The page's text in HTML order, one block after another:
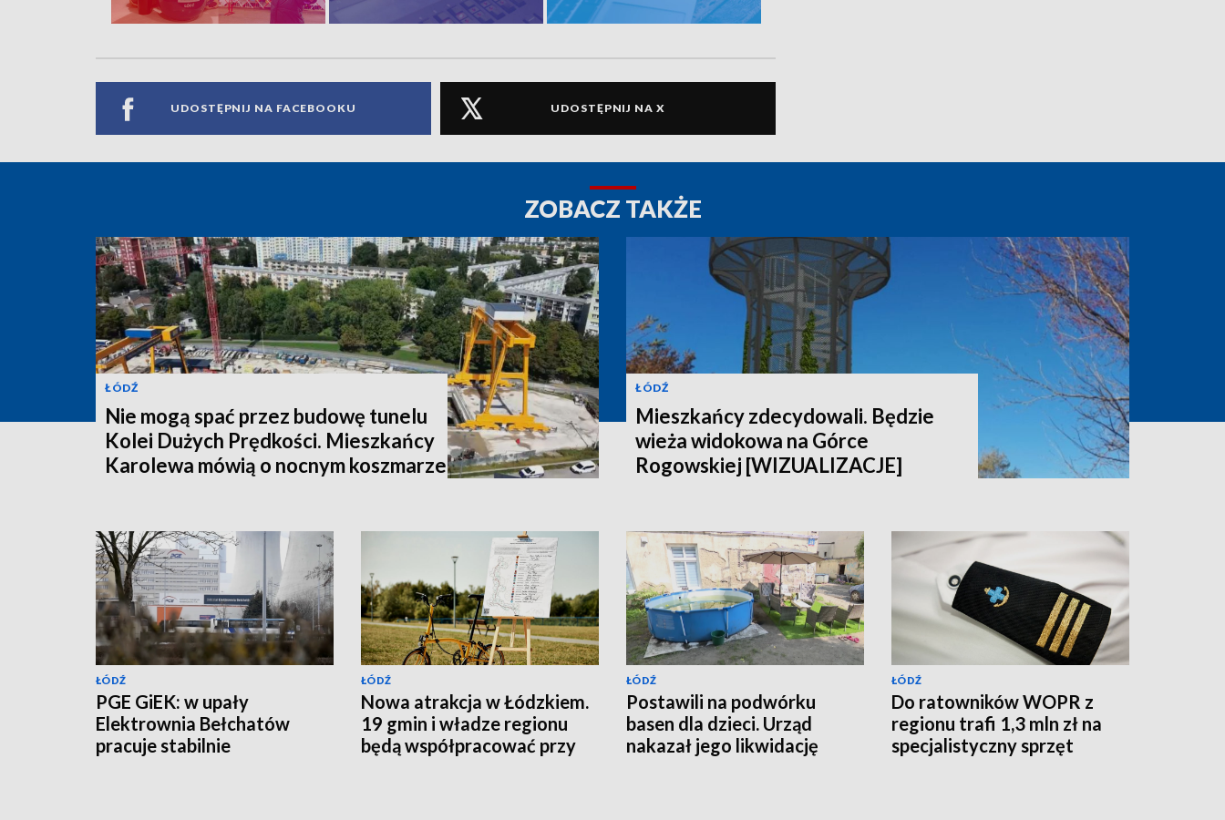
UDOSTĘPNIJ NA FACEBOOKU UDOSTĘPNIJ NA X
ZOBACZ TAKŻE
ŁÓDŹ
Nie mogą spać przez budowę tunelu
Kolei Dużych Prędkości. Mieszkańcy
Karolewa mówią o nocnym koszmarze
ŁÓDŹ
Mieszkańcy zdecydowali. Będzie
wieża widokowa na Górce
Rogowskiej [WIZUALIZACJE]
ŁÓDŹ
PGE GiEK: w upały
Elektrownia Bełchatów
pracuje stabilnie
ŁÓDŹ
Nowa atrakcja w Łódzkiem.
19 gmin i władze regionu
będą współpracować przy
ŁÓDŹ
Postawili na podwórku
basen dla dzieci. Urząd
nakazał jego likwidację
ŁÓDŹ
Do ratowników WOPR z
regionu trafi 1,3 mln zł na
specjalistyczny sprzęt